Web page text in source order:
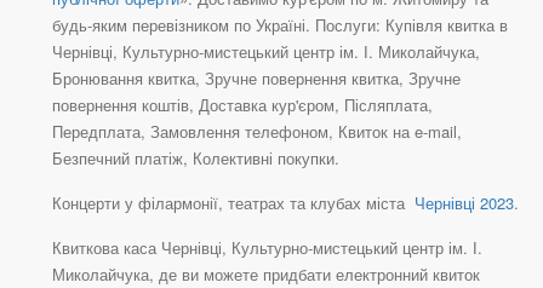
будь-яким перевізником по Україні. Послуги: Купівля квитка в
Чернівці, Культурно-мистецький центр ім. І. Миколайчука,
Бронювання квитка, Зручне повернення квитка, Зручне
повернення коштів, Доставка кур'єром, Післяплата,
Передплата, Замовлення телефоном, Квиток на e-mail,
Безпечний платіж, Колективні покупки.
Концерти у філармонії, театрах та клубах міста Чернівці 2023.
Квиткова каса Чернівці, Культурно-мистецький центр ім. І.
Миколайчука, де ви можете придбати електронний квиток